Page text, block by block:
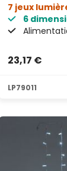
7 jeux
6
23,17 €
LP79011